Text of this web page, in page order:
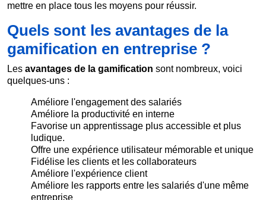
mettre en place tous les moyens pour réussir.
Quels sont les avantages de la
gamification en entreprise ?
Les avantages de la gamification sont nombreux, voici
quelques-uns :
Améliore l'engagement des salariés
Améliore la productivité en interne
Favorise un apprentissage plus accessible et plus
ludique.
Offre une expérience utilisateur mémorable et unique
Fidélise les clients et les collaborateurs
Améliore l'expérience client
Améliore les rapports entre les salariés d'une même
entreprise